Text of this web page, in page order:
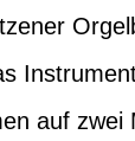
auf zwei